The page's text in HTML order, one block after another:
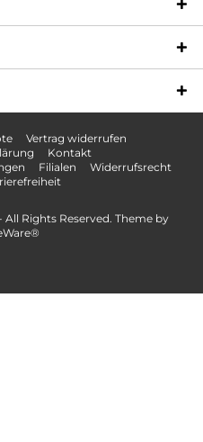
Vertrag widerrufen
Kontakt
Filialen
Widerrufsrecht
Rights Reserved. Theme by